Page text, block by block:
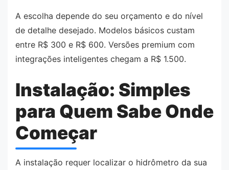
A escolha depende do seu orçamento e do nível
de detalhe desejado. Modelos básicos custam
entre R$ 300 e R$ 600. Versões premium com
integrações inteligentes chegam a R$ 1.500.
Instalação: Simples
para Quem Sabe Onde
Começar
A instalação requer localizar o hidrômetro da sua